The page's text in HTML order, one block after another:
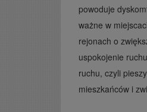
powoduje
ważne w
rejonach o
uspokojenie
ruchu, czyli
mieszkańców i